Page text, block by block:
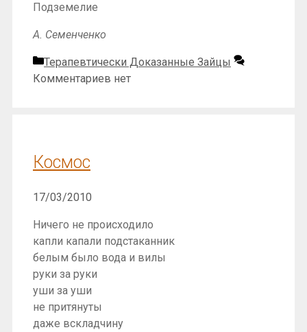
Подземелие
А. Семенченко
Рубрики
Терапевтически Доказанные Зайцы
Комментариев нет
Космос
17/03/2010
Ничего не происходило
капли капали подстаканник
белым было вода и вилы
руки за руки
уши за уши
не притянуты
даже вскладчину